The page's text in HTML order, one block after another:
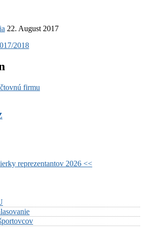
22. August 2017
2018
firmu
reprezentantov 2026 <<